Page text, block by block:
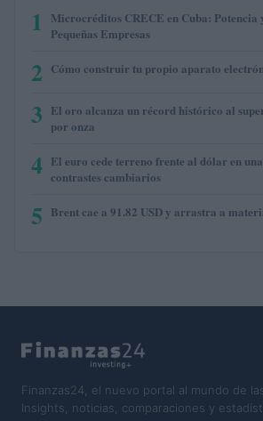
1
Microcréditos CRECE en Cuba:
Pequeñas Empresas
2 Cómo construir tu propio aparato
3 El oro alcanza un récord histórico al
por onza
4 El euro cede terreno frente al dólar en
contrastes cambiarios
5 Brent cae a 91.82 USD y arrastra a
Finanzas24, el nuevo portal al mundo de
Insights, noticias, comparaciones y